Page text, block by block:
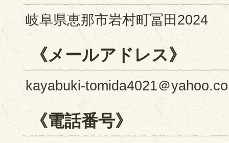
岐阜県恵那市岩村町冨田2024
《メールアドレス》
kayabuki-tomida4021＠
《電話番号》